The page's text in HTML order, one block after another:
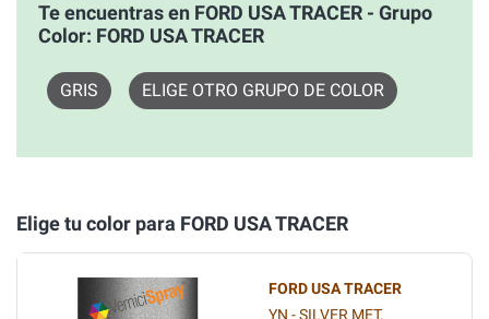
Te encuentras en FORD USA TRACER - Grupo
Color: FORD USA TRACER
GRIS ELIGE OTRO GRUPO DE COLOR
Elige tu color para FORD USA TRACER
FORD USA TRACER
YN - SILVER MET.